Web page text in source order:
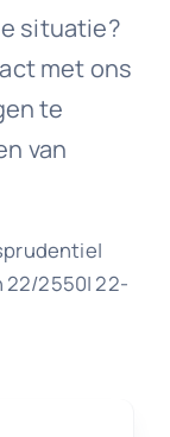
situatie?
met ons
te
van
22/2550| 22-